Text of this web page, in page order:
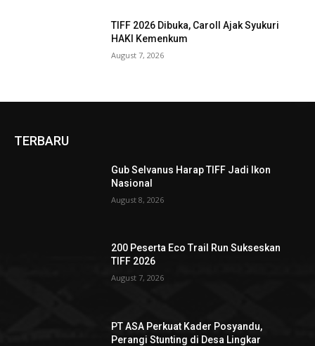
TIFF 2026 Dibuka, Caroll Ajak Syukuri
HAKI Kemenkum
August 7, 2026
TERBARU
Gub Selvanus Harap TIFF Jadi Ikon
Nasional
August 8, 2026
200 Peserta Eco Trail Run Sukseskan
TIFF 2026
August 7, 2026
PT ASA Perkuat Kader Posyandu,
Perangi Stunting di Desa Lingkar